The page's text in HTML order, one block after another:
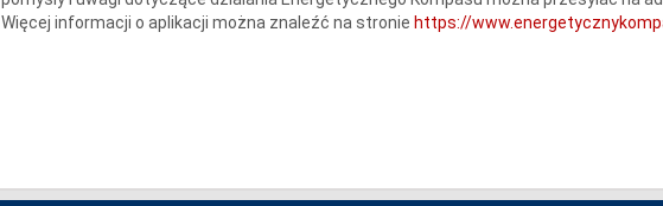
Więcej informacji o aplikacji można znaleźć na stronie https://